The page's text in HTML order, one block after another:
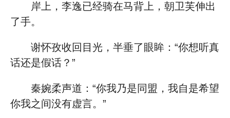
岸上，李逸已经骑在马背上，朝卫芙伸出
了手。
谢怀孜收回目光，半垂了眼眸：“你想听真
话还是假话？”
秦婉柔声道：“你我乃是同盟，我自是希望
你我之间没有虚言。”